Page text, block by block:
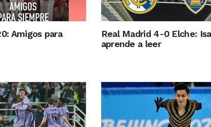
Amigos para
Real Madrid 4-0 Elche:
aprende a leer